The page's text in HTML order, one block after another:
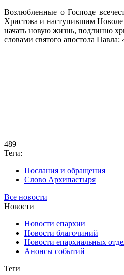
Возлюбленные о Господе
Христова и наступившим
начать новую жизнь, подлинно
словами святого апостола Павла:
489
Теги:
Послания и обращения
Слово Архипастыря
Все новости
Новости
Новости епархии
Новости благочиний
Новости епархиальных
Анонсы событий
Теги